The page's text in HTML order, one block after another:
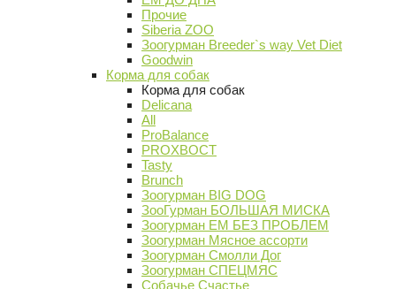
Прочие
Siberia ZOO
Зоогурман Breeder`s way Vet Diet
Goodwin
Корма для собак
Корма для собак
Delicana
All
ProBalance
PROХВОСТ
Tasty
Brunch
Зоогурман BIG DOG
ЗооГурман БОЛЬШАЯ МИСКА
Зоогурман ЕМ БЕЗ ПРОБЛЕМ
Зоогурман Мясное ассорти
Зоогурман Смолли Дог
Зоогурман СПЕЦМЯС
Собачье Счастье